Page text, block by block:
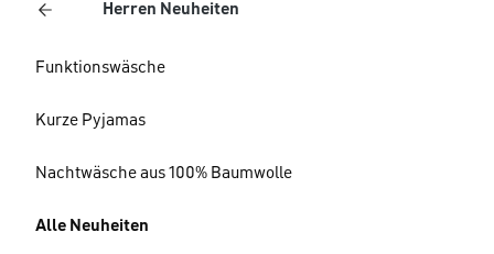
Herren Neuheiten
Funktionswäsche
Kurze Pyjamas
Nachtwäsche aus 100% Baumwolle
Alle Neuheiten